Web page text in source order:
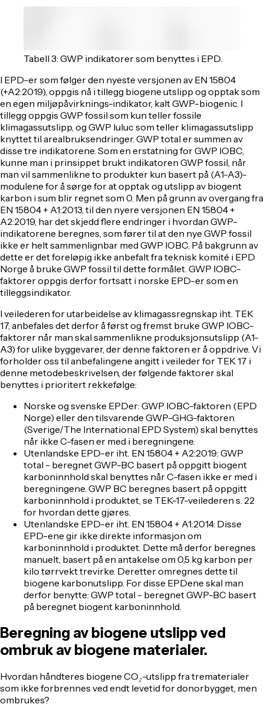
Tabell 3: GWP indikatorer som benyttes i EPD.
I EPD-er som følger den nyeste versjonen av EN 15804
(+A2:2019), oppgis nå i tillegg biogene utslipp og opptak som
en egen miljøpåvirknings-indikator, kalt GWP-biogenic. I
tillegg oppgis GWP fossil som kun teller fossile
klimagassutslipp, og GWP luluc som teller klimagassutslipp
knyttet til arealbruksendringer. GWP total er summen av
disse tre indikatorene. Som en erstatning for GWP IOBC,
kunne man i prinsippet brukt indikatoren GWP fossil, når
man vil sammenlikne to produkter kun basert på (A1-A3)-
modulene for å sørge for at opptak og utslipp av biogent
karbon i sum blir regnet som 0. Men på grunn av overgang fra
EN 15804 + A1:2013, til den nyere versjonen EN 15804 +
A2:2019, har det skjedd flere endringer i hvordan GWP-
indikatorene beregnes, som fører til at den nye GWP fossil
ikke er helt sammenlignbar med GWP IOBC. På bakgrunn av
dette er det foreløpig ikke anbefalt fra teknisk komité i EPD
Norge å bruke GWP fossil til dette formålet. GWP IOBC-
faktorer oppgis derfor fortsatt i norske EPD-er som en
tilleggsindikator.
I veilederen for utarbeidelse av klimagassregnskap iht. TEK
17, anbefales det derfor å først og fremst bruke GWP IOBC-
faktorer når man skal sammenlikne produksjonsutslipp (A1-
A3) for ulike byggevarer, der denne faktoren er å oppdrive. Vi
forholder oss til anbefalingene angitt i veileder for TEK 17 i
denne metodebeskrivelsen, der følgende faktorer skal
benyttes i prioritert rekkefølge:
Norske og svenske EPDer: GWP IOBC-faktoren (EPD
Norge) eller den tilsvarende GWP-GHG-faktoren
(Sverige/The International EPD System) skal benyttes
når ikke C-fasen er med i beregningene.
Utenlandske EPD-er iht. EN 15804 + A2:2019: GWP
total - beregnet GWP-BC basert på oppgitt biogent
karboninnhold skal benyttes når C-fasen ikke er med i
beregningene. GWP BC beregnes basert på oppgitt
karboninnhold i produktet, se TEK-17-veilederen s. 22
for hvordan dette gjøres.
Utenlandske EPD-er iht. EN 15804 + A1:2014: Disse
EPD-ene gir ikke direkte informasjon om
karboninnhold i produktet. Dette må derfor beregnes
manuelt, basert på en antakelse om 0,5 kg karbon per
kilo tørrvekt trevirke. Deretter omregnes dette til
biogene karbonutslipp. For disse EPDene skal man
derfor benytte: GWP total - beregnet GWP-BC basert
på beregnet biogent karboninnhold.
Beregning av biogene utslipp ved
ombruk av biogene materialer.
Hvordan håndteres biogene CO₂-utslipp fra trematerialer
som ikke forbrennes ved endt levetid for donorbygget, men
ombrukes?